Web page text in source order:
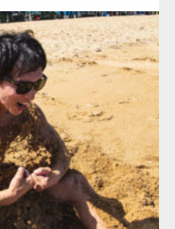
の人 AKIHITO(細マッチョ)